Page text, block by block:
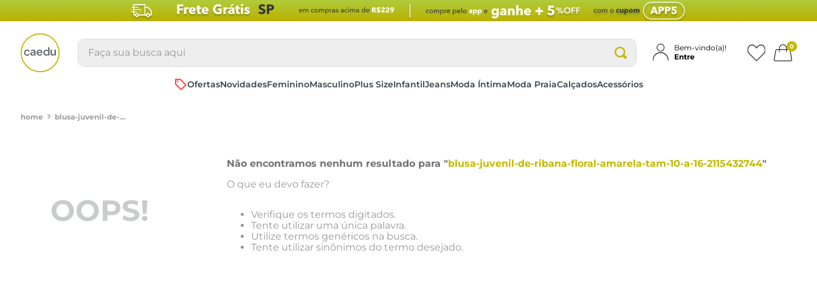
Faça sua busca aqui
Bem-vindo(a)!
Entre
0
OfertasNovidadesFemininoMasculinoPlus SizeInfantilJeansModa ÍntimaModa PraiaCalçadosAcessórios
blusa-juvenil-de-ribana-floral-amarela-tam-10-a-16-2115432744
OOPS!
Não encontramos nenhum resultado para "blusa-juvenil-de-ribana-floral-amarela-tam-10-a-16-2115432744"
O que eu devo fazer?
Verifique os termos digitados.
Tente utilizar uma única palavra.
Utilize termos genéricos na busca.
Tente utilizar sinônimos do termo desejado.